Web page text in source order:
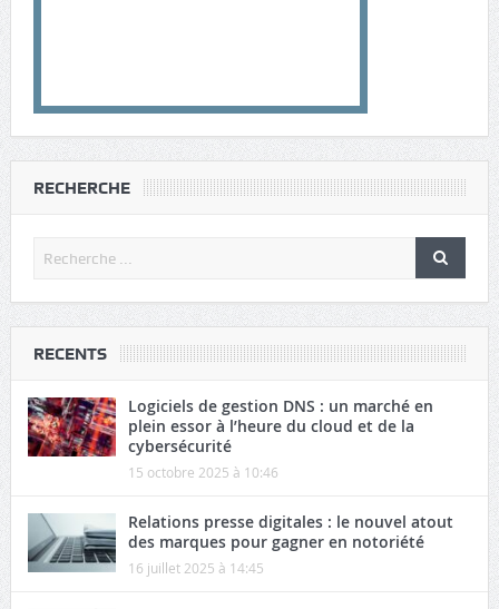
RECHERCHE
RECENTS
Logiciels de gestion DNS : un marché en
plein essor à l’heure du cloud et de la
cybersécurité
15 octobre 2025 à 10:46
Relations presse digitales : le nouvel atout
des marques pour gagner en notoriété
16 juillet 2025 à 14:45